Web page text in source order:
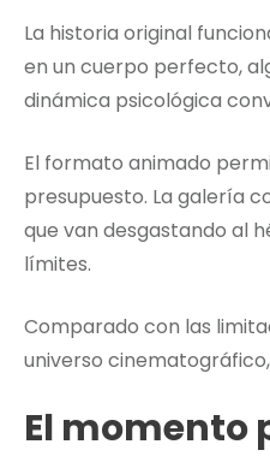
La historia original
en un cuerpo perfecto,
dinámica psicológica
El formato animado
presupuesto. La galería
que van desgastando al
límites.
Comparado con las
universo
El momento